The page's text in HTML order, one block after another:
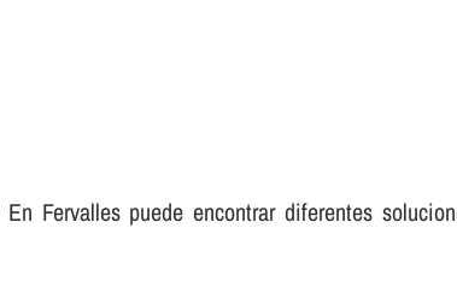
En Fervalles puede encontrar diferentes